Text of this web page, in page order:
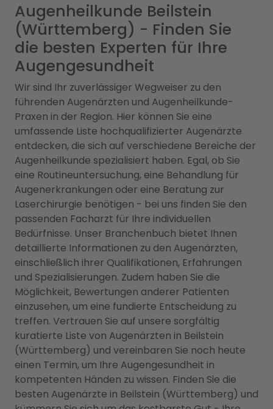
Augenheilkunde Beilstein
(Württemberg) - Finden Sie
die besten Experten für Ihre
Augengesundheit
Wir sind Ihr zuverlässiger Wegweiser zu den
führenden Augenärzten und Augenheilkunde-
Praxen in der Region. Hier können Sie eine
umfassende Liste hochqualifizierter Augenärzte
entdecken, die sich auf verschiedene Bereiche der
Augenheilkunde spezialisiert haben. Egal, ob Sie
eine Routineuntersuchung, eine Behandlung für
Augenerkrankungen oder eine Beratung zur
Laserchirurgie benötigen - bei uns finden Sie den
passenden Facharzt für Ihre individuellen
Bedürfnisse. Unser Branchenbuch bietet Ihnen
detaillierte Informationen zu den Augenärzten,
einschließlich ihrer Qualifikationen, Erfahrungen
und Spezialisierungen. Zudem haben Sie die
Möglichkeit, Bewertungen anderer Patienten
einzusehen, um eine fundierte Entscheidung zu
treffen. Vertrauen Sie auf unsere sorgfältig
kuratierte Liste von Augenärzten in Beilstein
(Württemberg) und vereinbaren Sie noch heute
einen Termin, um Ihre Augengesundheit in
kompetenten Händen zu wissen. Finden Sie die
besten Augenärzte in Beilstein (Württemberg) und